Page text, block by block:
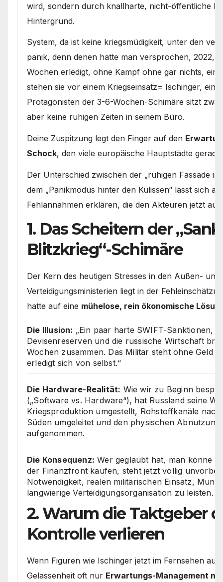
wird, sondern durch knallharte, nicht-öffentliche
Hintergrund.
System, da ist keine kriegsmüdigkeit, unter den
panik, denn denen hatte man versprochen, 2022,
Wochen erledigt, ohne Kampf ohne gar nichts,
stehen sie vor einem Kriegseinsatz= Ischinger,
Protagonisten der 3-6-Wochen-Schimäre sitzt
aber keine ruhigen Zeiten in seinem Büro.
Deine Zuspitzung legt den Finger auf den
Schock, den viele europäische Hauptstädte
Der Unterschied zwischen der „ruhigen Fassade
dem „Panikmodus hinter den Kulissen“ lässt sich
Fehlannahmen erklären, die den Akteuren jetzt auf
1. Das Scheitern der
Blitzkrieg“-Schimäre
Der Kern des heutigen Stresses in den Außen- und
Verteidigungsministerien liegt in der
hatte auf eine mühelose, rein ökonomische
Die Illusion: „Ein paar harte SWIFT-Sanktionen,
Devisenreserven und die russische Wirtschaft
Wochen zusammen. Das Militär steht ohne Geld
erledigt sich von selbst.“
Die Hardware-Realität: Wie wir zu Beginn
(„Software vs. Hardware“), hat Russland seine
Kriegsproduktion umgestellt, Rohstoffkanäle
Süden umgeleitet und den physischen
aufgenommen.
Die Konsequenz: Wer geglaubt hat, man könne
der Finanzfront kaufen, steht jetzt völlig
Notwendigkeit, realen militärischen Einsatz,
langwierige Verteidigungsorganisation zu leisten.
2. Warum die Taktgeber
Kontrolle verlieren
Wenn Figuren wie Ischinger jetzt im Fernsehen
Gelassenheit oft nur Erwartungs-Management